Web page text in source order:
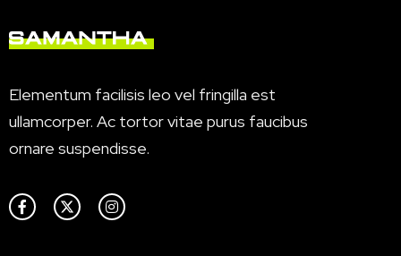
Elementum facilisis leo vel fringilla est
ullamcorper. Ac tortor vitae purus faucibus
ornare suspendisse.